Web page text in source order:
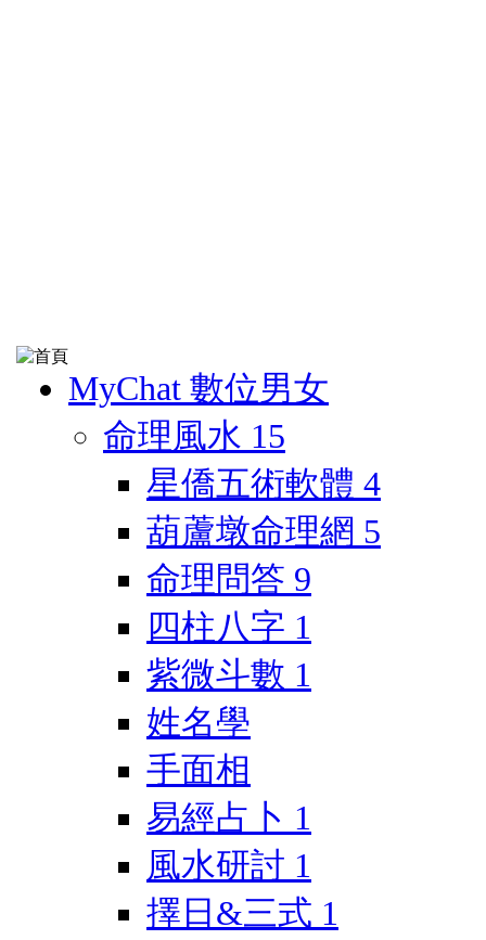
MyChat 數位男女
命理風水 15
星僑五術軟體 4
葫蘆墩命理網 5
命理問答 9
四柱八字 1
紫微斗數 1
姓名學
手面相
易經占卜 1
風水研討 1
擇日&三式 1